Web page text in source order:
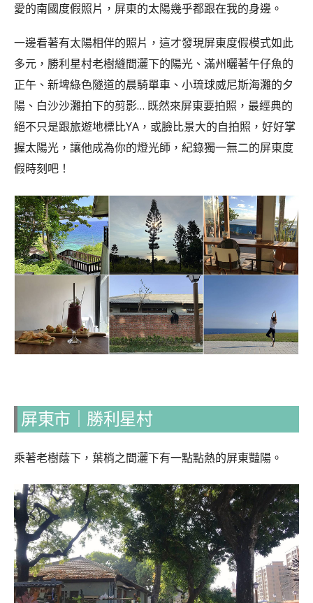
愛的南國度假照片，屏東的太陽幾乎都跟在我的身邊。
一邊看著有太陽相伴的照片，這才發現屏東度假模式如此
多元，勝利星村老樹縫間灑下的陽光、滿州曬著午仔魚的
正午、新埤綠色隧道的晨騎單車、小琉球威尼斯海灘的夕
陽、白沙沙灘拍下的剪影… 既然來屏東要拍照，最經典的
絕不只是跟旅遊地標比YA，或臉比景大的自拍照，好好掌
握太陽光，讓他成為你的燈光師，紀錄獨一無二的屏東度
假時刻吧！
屏東市｜勝利星村
乘著老樹蔭下，葉梢之間灑下有一點點熱的屏東豔陽。